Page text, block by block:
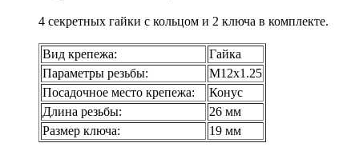
4 секретных гайки с кольцом и 2 ключа в комплекте.
Вид крепежа:
Гайка
Параметры резьбы:
М12х1.25
Посадочное место крепежа:
Конус
Длина резьбы:
26 мм
Размер ключа:
19 мм